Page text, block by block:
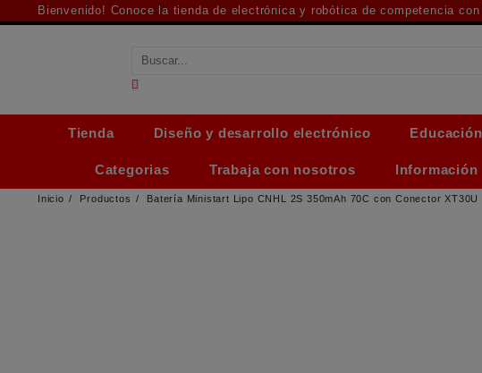
al
Bienvenido! Conoce la tienda de electrónica y robótica de competencia
Tienda Diseño y desarrollo electrónico Educación
Categorias Trabaja con nosotros Información
Inicio Productos Batería Ministart Lipo CNHL 2S 350mAh 70C con Conector XT30U